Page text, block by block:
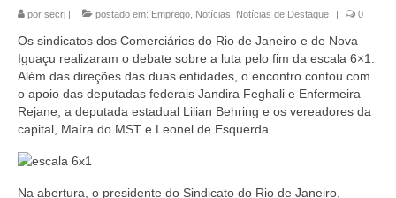
Atendimentos
Coletivo Margaridas
Coletivo de Igualdade Racial
DENÚNCIAS
SERVIÇOS
por secrj | postado em: Emprego Notícias Notícias de Destaque | 0
Os sindicatos dos Comerciários do Rio de Janeiro e de Nova
Iguaçu realizaram o debate sobre a luta pelo fim da escala 6×1.
Além das direções das duas entidades, o encontro contou com
o apoio das deputadas federais Jandira Feghali e Enfermeira
Rejane, a deputada estadual Lilian Behring e os vereadores da
capital, Maíra do MST e Leonel de Esquerda.
Na abertura, o presidente do Sindicato do Rio de Janeiro,